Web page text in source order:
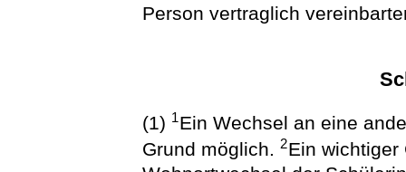
Person vertraglich
(1) 1Ein Wechsel an eine
Grund möglich.2Ein wichtiger